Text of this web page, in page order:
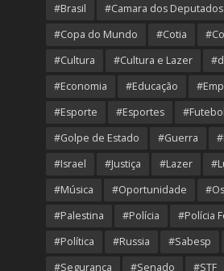
#Brasil #Camara dos Deputados
#Copa do Mundo
#Cotia
#Cultura
#Cultura e Lazer
#Economia
#Educação
#Esporte
#Esportes
#Futebol
#Golpe de Estado
#Guerra
#Israel
#Justiça #Lazer
#Música
#Oportunidade
#Palestina
#Polícia
#Polícia
#Política
#Russia #Sabesp
#Segurança
#Senado #STF